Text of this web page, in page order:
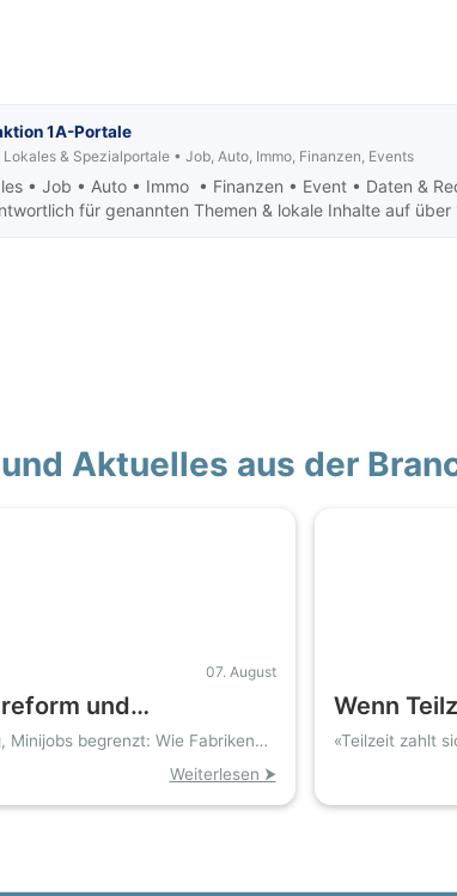
1A-Portale
Lokales & Spezialportale • Job, Auto, Immo, Finanzen, Events
• Job • Auto • Immo • Finanzen • Event • Daten &
für genannten Themen & lokale Inhalte auf
Aktuelles aus der
07. August
und
zwingen
Minijobs begrenzt: Wie Fabriken
Weiterlesen ⮞
Wenn
wird:
im
«Teilzeit zahlt